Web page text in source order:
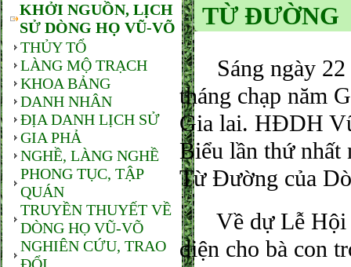
KHỞI NGUỒN, LỊCH
SỬ DÒNG HỌ VŨ-VÕ
THỦY TỔ
LÀNG MỘ TRẠCH
KHOA BẢNG
DANH NHÂN
ĐỊA DANH LỊCH SỬ
GIA PHẢ
NGHỀ, LÀNG NGHỀ
PHONG TỤC, TẬP
QUÁN
TRUYỀN THUYẾT VỀ
DÒNG HỌ VŨ-VÕ
NGHIÊN CỨU, TRAO
TỪ ĐƯỜNG
Sáng ngày 22
tháng chạp năm
Gia lai. HĐDH
Biểu lần thứ nhất
Từ Đường của
Về dự Lễ Hội
diện cho bà con